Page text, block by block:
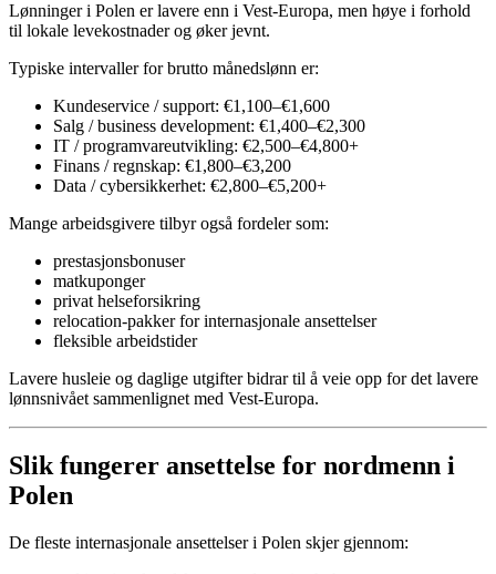
Lønninger i Polen er lavere enn i Vest-Europa, men høye i forhold
til lokale levekostnader og øker jevnt.
Typiske intervaller for brutto månedslønn er:
Kundeservice / support: €1,100–€1,600
Salg / business development: €1,400–€2,300
IT / programvareutvikling: €2,500–€4,800+
Finans / regnskap: €1,800–€3,200
Data / cybersikkerhet: €2,800–€5,200+
Mange arbeidsgivere tilbyr også fordeler som:
prestasjonsbonuser
matkuponger
privat helseforsikring
relocation-pakker for internasjonale ansettelser
fleksible arbeidstider
Lavere husleie og daglige utgifter bidrar til å veie opp for det lavere
lønnsnivået sammenlignet med Vest-Europa.
Slik fungerer ansettelse for nordmenn i
Polen
De fleste internasjonale ansettelser i Polen skjer gjennom: